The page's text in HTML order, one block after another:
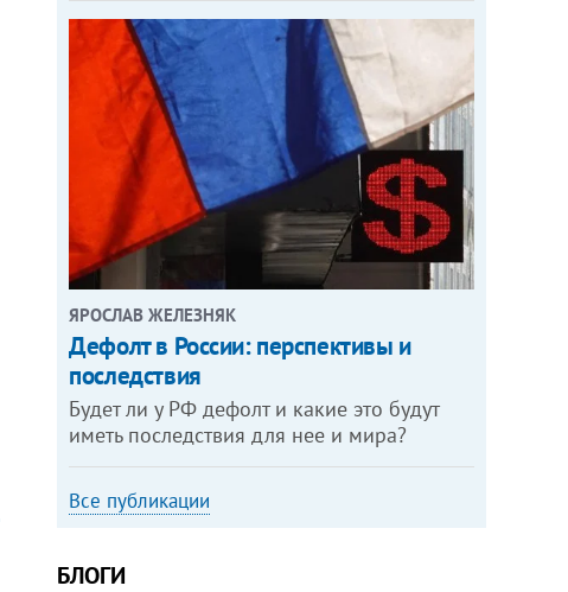
ЯРОСЛАВ ЖЕЛЕЗНЯК
Дефолт в России: перспективы и
последствия
Будет ли у РФ дефолт и какие это будут
иметь последствия для нее и мира?
Все публикации
БЛОГИ